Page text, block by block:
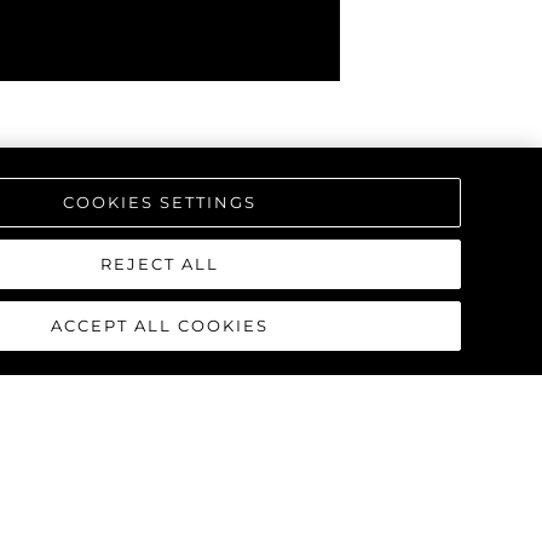
COOKIES SETTINGS
REJECT ALL
ACCEPT ALL COOKIES